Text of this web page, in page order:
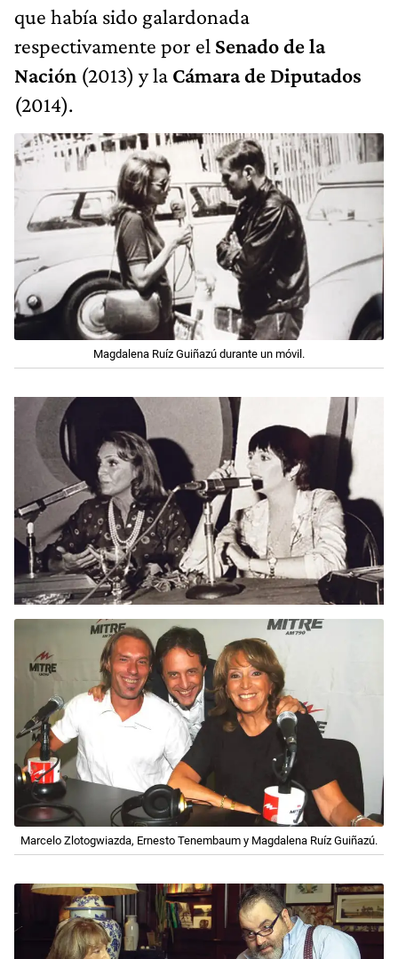
que había sido galardonada
respectivamente por el Senado de la
Nación (2013) y la Cámara de Diputados
(2014).
Magdalena Ruíz Guiñazú durante un móvil.
Marcelo Zlotogwiazda, Ernesto Tenembaum y Magdalena Ruíz Guiñazú.